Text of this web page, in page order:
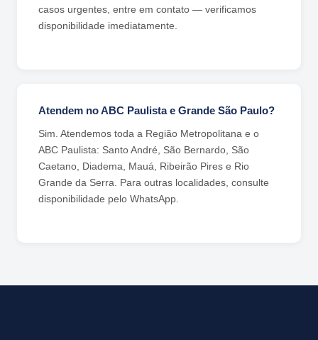
casos urgentes, entre em contato — verificamos
disponibilidade imediatamente.
Atendem no ABC Paulista e Grande São Paulo?
Sim. Atendemos toda a Região Metropolitana e o
ABC Paulista: Santo André, São Bernardo, São
Caetano, Diadema, Mauá, Ribeirão Pires e Rio
Grande da Serra. Para outras localidades, consulte
disponibilidade pelo WhatsApp.